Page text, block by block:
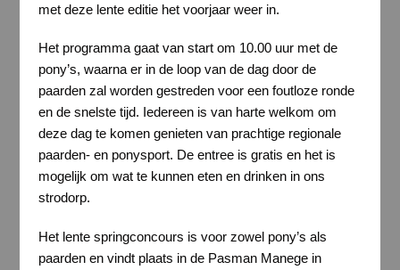
met deze lente editie het voorjaar weer in.
Het programma gaat van start om 10.00 uur met de
pony’s, waarna er in de loop van de dag door de
paarden zal worden gestreden voor een foutloze ronde
en de snelste tijd. Iedereen is van harte welkom om
deze dag te komen genieten van prachtige regionale
paarden- en ponysport. De entree is gratis en het is
mogelijk om wat te kunnen eten en drinken in ons
strodorp.
Het lente springconcours is voor zowel pony’s als
paarden en vindt plaats in de Pasman Manege in